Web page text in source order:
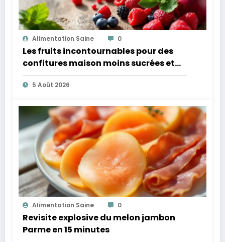
Alimentation Saine 0
Les fruits incontournables pour des
confitures maison moins sucrées et
plus légères
5 Août 2026
Alimentation Saine 0
Revisite explosive du melon jambon
Parme en 15 minutes